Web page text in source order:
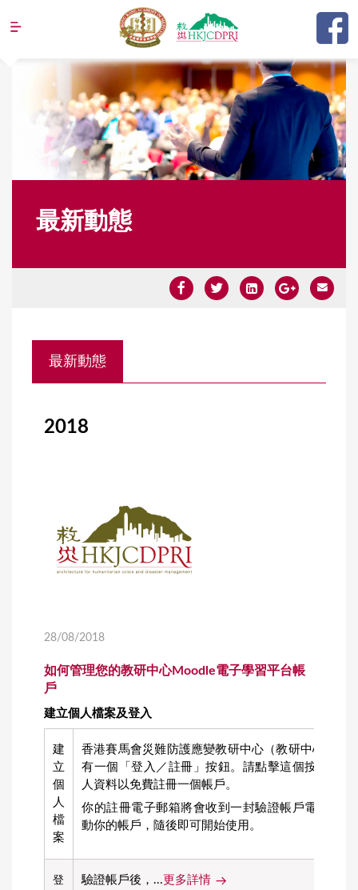
Jump to navigation
最新動態
Y
最新動態
2018
28/08/2018
如何管理您的教研中心Moodle電子學習平台帳
戶
建立個人檔案及登入
建
立
個
人
檔
案
香港賽馬會災難防護應變教研中心（教研中心）)
有一個「登入／註冊」按鈕。請點擊這個按鈕，然
人資料以免費註冊一個帳戶。
你的註冊電子郵箱將會收到一封驗證帳戶電郵。請
動你的帳戶，隨後即可開始使用。
登
驗證帳戶後，... 更多詳情